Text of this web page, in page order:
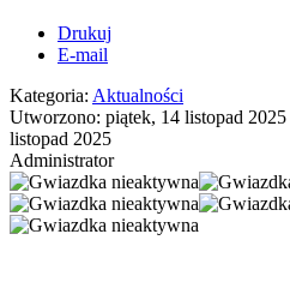
Drukuj
E-mail
Kategoria: Aktualności
Utworzono: piątek, 14 listopad 2025
listopad 2025
Administrator